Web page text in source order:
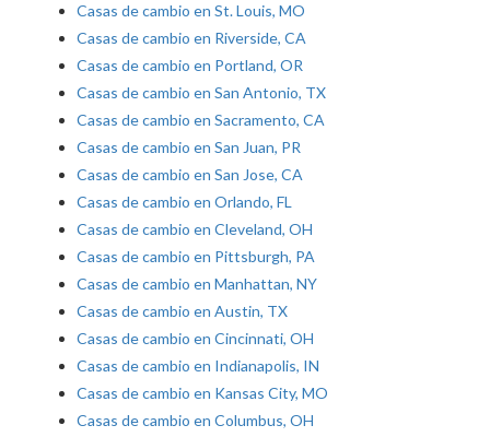
Casas de cambio en St. Louis, MO
Casas de cambio en Riverside, CA
Casas de cambio en Portland, OR
Casas de cambio en San Antonio, TX
Casas de cambio en Sacramento, CA
Casas de cambio en San Juan, PR
Casas de cambio en San Jose, CA
Casas de cambio en Orlando, FL
Casas de cambio en Cleveland, OH
Casas de cambio en Pittsburgh, PA
Casas de cambio en Manhattan, NY
Casas de cambio en Austin, TX
Casas de cambio en Cincinnati, OH
Casas de cambio en Indianapolis, IN
Casas de cambio en Kansas City, MO
Casas de cambio en Columbus, OH